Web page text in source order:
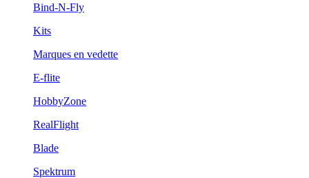
Bind-N-Fly
Kits
Marques en vedette
E-flite
HobbyZone
RealFlight
Blade
Spektrum